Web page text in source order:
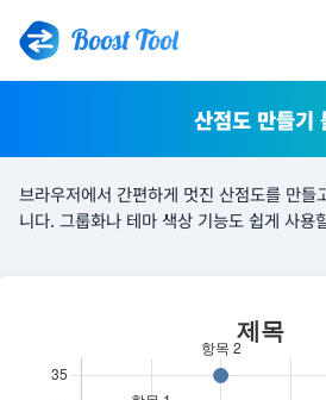
Boost Tool
산점도 만들기
브라우저에서 간편하게 멋진 산점도를 만들
니다. 그룹화나 테마 색상 기능도 쉽게 사용